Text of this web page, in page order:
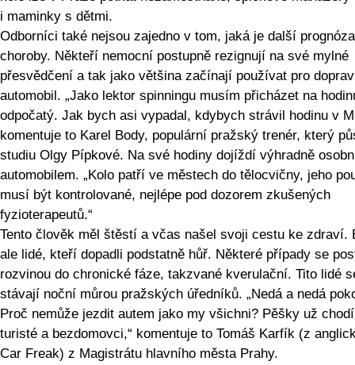
i maminky s dětmi.
Odborníci také nejsou zajedno v tom, jaká je další prognóza
choroby. Někteří nemocní postupně rezignují na své mylné
přesvědčení a tak jako většina začínají používat pro
automobil. „Jako lektor spinningu musím přicházet na
odpočatý. Jak bych asi vypadal, kdybych strávil hodinu v
komentuje to Karel Body, populární pražský trenér, který
studiu Olgy Pípkové. Na své hodiny dojíždí výhradně
automobilem. „Kolo patří ve městech do tělocvičny, jeho
musí být kontrolované, nejlépe pod dozorem zkušených
fyzioterapeutů.“
Tento člověk měl štěstí a včas našel svoji cestu ke zdraví.
ale lidé, kteří dopadli podstatně hůř. Některé případy se
rozvinou do chronické fáze, takzvané kverulační. Tito lidé
stávají noční můrou pražských úředníků. „Nedá a nedá
Proč nemůže jezdit autem jako my všichni? Pěšky už
turisté a bezdomovci,“ komentuje to Tomáš Karfík (z
Car Freak) z Magistrátu hlavního města Prahy.